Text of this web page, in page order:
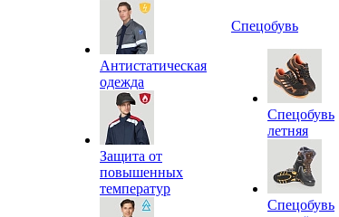
Антистатическая
одежда
Защита от
повышенных
температур
Спецобувь
Спецобувь
летняя
Спецобувь